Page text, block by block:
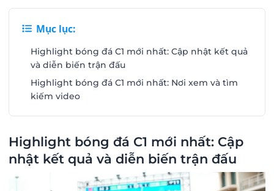
Mục lục:
Highlight bóng đá C1 mới nhất: Cập nhật kết quả
và diễn biến trận đấu
Highlight bóng đá C1 mới nhất: Nơi xem và tìm
kiếm video
Highlight bóng đá C1 mới nhất: Cập
nhật kết quả và diễn biến trận đấu